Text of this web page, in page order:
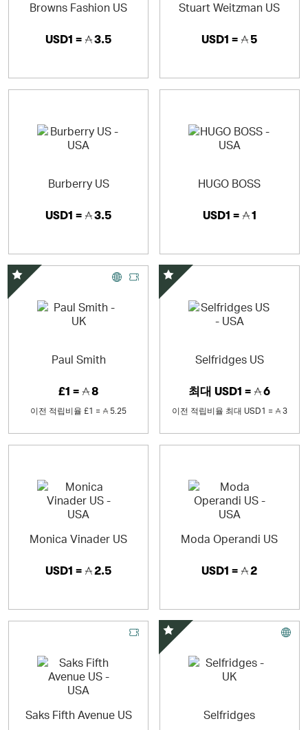
Browns Fashion US
USD1 = 3.5
Stuart Weitzman US
USD1 = 5
Burberry US
USD1 = 3.5
HUGO BOSS
USD1 = 1
Paul Smith
£1 = 8
이전 적립비율 £1 = 5.25
스페셜 오퍼
Selfridges US
최대 USD1 = 6
이전 적립비율 최대 USD1 = 3
스페셜 오퍼
Monica Vinader US
USD1 = 2.5
Moda Operandi US
USD1 = 2
Saks Fifth Avenue US Selfridges
스페셜 오퍼